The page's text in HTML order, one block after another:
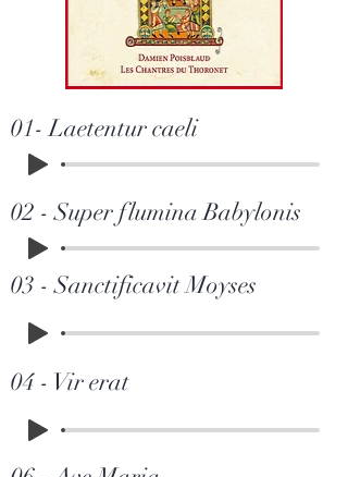
01- Laetentur caeli
02 - Super flumina Babylonis
03 - Sanctificavit Moyses
04 - Vir erat